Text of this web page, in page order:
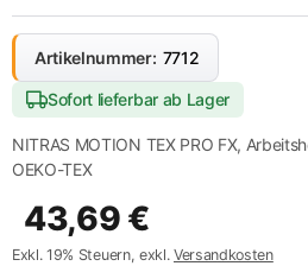
Artikelnummer: 7712
Sofort lieferbar ab Lager
NITRAS MOTION TEX PRO FX,
OEKO-TEX
43,69 €
Exkl. 19% Steuern, exkl. Versandkosten